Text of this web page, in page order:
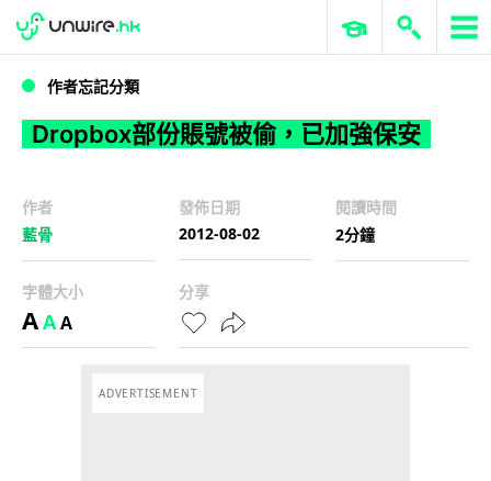
Dropbox部份賬號被偷，已加強保安
WWDC 2026 ERP 與商業 AI
作者忘記分類
Dropbox部份賬號被偷，已加強保安
作者
藍骨
發佈日期
2012-08-02
閱讀時間
2分鐘
字體大小
AAA
分享
ADVERTISEMENT